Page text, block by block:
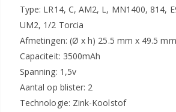
Type: LR14, C, AM2, L, MN1400, 814,
UM2, 1/2 Torcia
Afmetingen: (Ø x h) 25.5 mm x 49.5 mm
Capaciteit: 3500mAh
Spanning: 1,5v
Aantal op blister: 2
Technologie: Zink-Koolstof